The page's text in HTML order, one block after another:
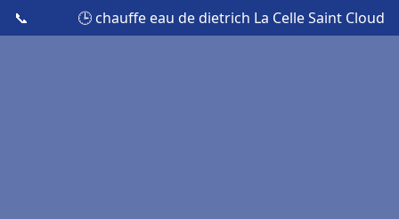
📞 🕒 chauffe eau de dietrich La Celle Saint Cloud